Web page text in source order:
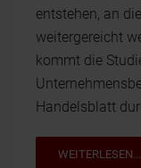
entstehen, an
weitergereicht
kommt die
Handelsblatt
WEITERLESEN...